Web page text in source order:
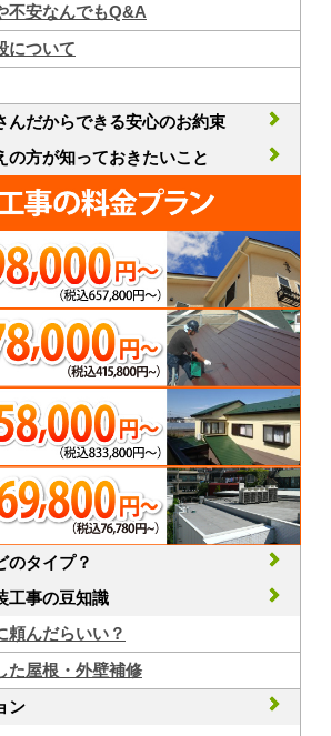
不安なんでもQ&A
について
んだからできる安心のお約束
の方が知っておきたいこと
のタイプ？
工事の豆知識
頼んだらいい？
た屋根・外壁補修
ン